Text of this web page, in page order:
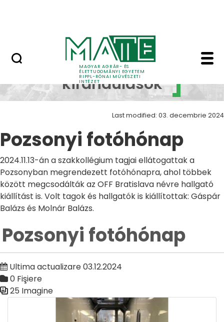
MAGYAR AGRÁR- ÉS
ÉLETTUDOMÁNYI EGYETEM
RIPPL-RÓNAI MŰVÉSZETI
INTÉZET
Pozsonyi fotóhónap
Szakmai
kirándulások
Last modified: 03. decembrie 2024
Pozsonyi fotóhónap
2024.11.13-án a szakkollégium tagjai ellátogattak a
Pozsonyban megrendezett fotóhónapra, ahol többek
között megcsodálták az OFF Bratislava névre hallgató
kiállítást is. Volt tagok és hallgatók is kiállítottak: Gáspár
Balázs és Molnár Balázs.
Pozsonyi fotóhónap
Ultima actualizare 03.12.2024
0 Fişiere
25 Imagine